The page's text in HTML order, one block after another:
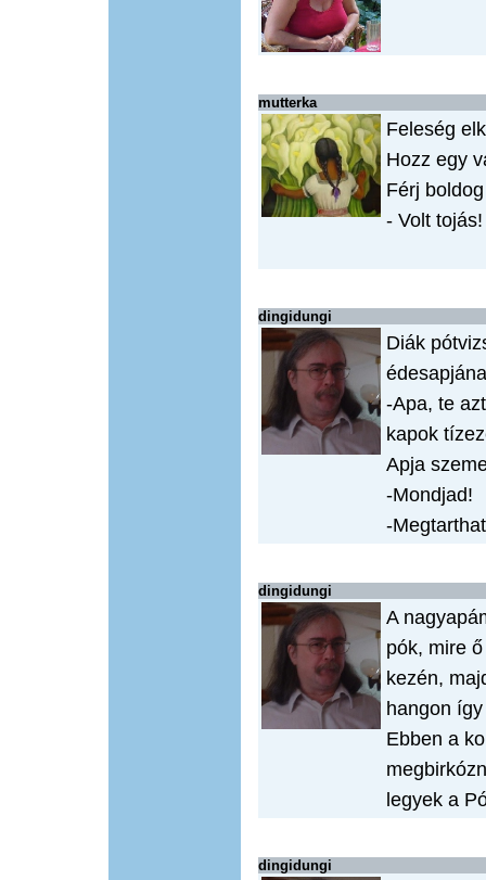
mutterka
Feleség
Hozz egy
Férj
- Volt tojás!
dingidungi
Diák
-Apa, te
kapok
Apja
-Mondjad!
-
dingidungi
A
pók, mire
kezén,
hangon
Ebben a
legyek a
dingidungi